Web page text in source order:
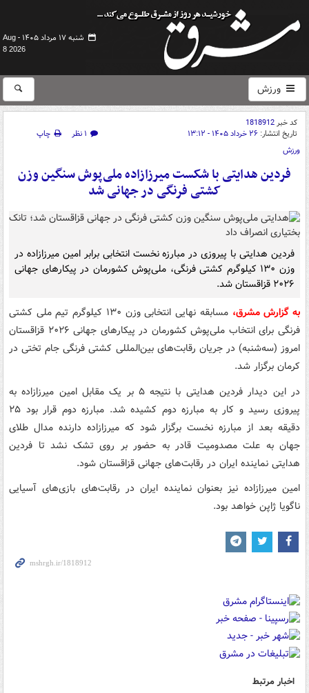
شنبه ۱۷ مرداد ۱۴۰۵ -
Aug
8 2026
ورزش
کد خبر1818912
تاریخ انتشار: ۲۶ خرداد ۱۴۰۵ - ۱۳:۱۲ ۱ نظر
چاپ
ورزش
فردین هدایتی با شکست میرزازاده ملی‌پوش سنگین وزن
کشتی فرنگی در جهانی شد
فردین هدایتی با پیروزی در مبارزه نخست انتخابی برابر امین میرزازاده در
وزن ۱۳۰ کیلوگرم کشتی فرنگی، ملی‌پوش کشورمان در پیکارهای جهانی
۲۰۲۶ قزاقستان شد.
به گزارش مشرق،
مسابقه نهایی انتخابی وزن ۱۳۰ کیلوگرم تیم ملی کشتی
فرنگی برای انتخاب ملی‌پوش کشورمان در پیکارهای جهانی ۲۰۲۶ قزاقستان
امروز (سه‌شنبه) در جریان رقابت‌های بین‌المللی کشتی فرنگی جام تختی در
کرمان برگزار شد.
در این دیدار فردین هدایتی با نتیجه ۵ بر یک مقابل امین میرزازاده به
پیروزی رسید و کار به مبارزه دوم کشیده شد. مبارزه دوم قرار بود ۲۵
دقیقه بعد از مبارزه نخست برگزار شود که میرزازاده دارنده مدال طلای
جهان به علت مصدومیت قادر به حضور بر روی تشک نشد تا فردین
هدایتی نماینده ایران در رقابت‌های جهانی قزاقستان شود.
امین میرزازاده نیز بعنوان نماینده ایران در رقابت‌های بازی‌های آسیایی
ناگویا ژاپن خواهد بود.
اخبار مرتبط